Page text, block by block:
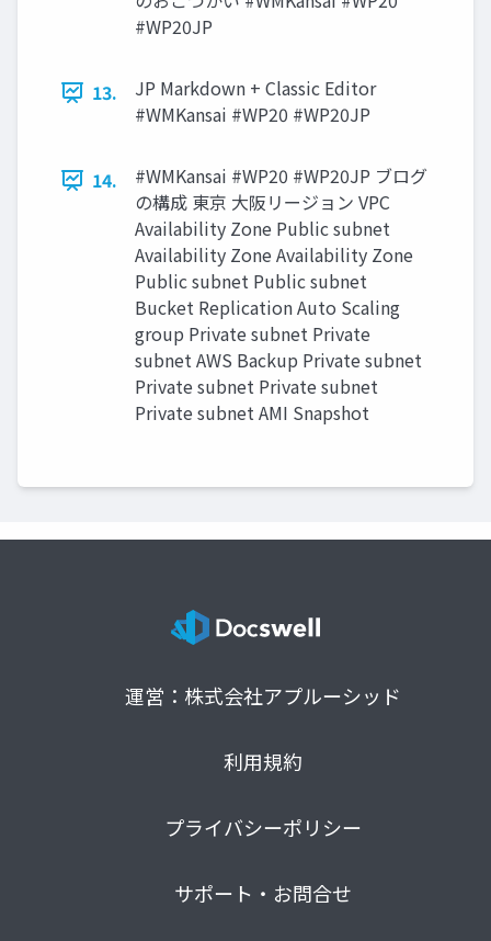
#WP20JP
13.
JP Markdown + Classic Editor
#WMKansai #WP20 #WP20JP
14.
#WMKansai #WP20 #WP20JP ブログ
の構成 東京 大阪リージョン VPC
Availability Zone Public subnet
Availability Zone Availability Zone
Public subnet Public subnet
Bucket Replication Auto Scaling
group Private subnet Private
subnet AWS Backup Private subnet
Private subnet Private subnet
Private subnet AMI Snapshot
運営：株式会社アプルーシッド
利用規約
プライバシーポリシー
サポート・お問合せ